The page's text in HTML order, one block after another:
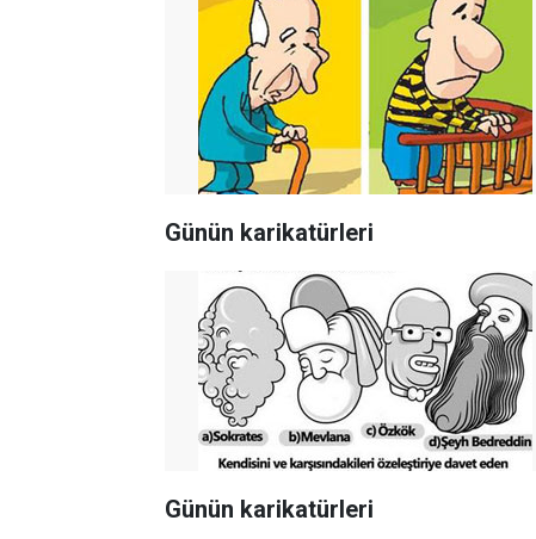
Günün karikatürleri
Günün karikatürleri